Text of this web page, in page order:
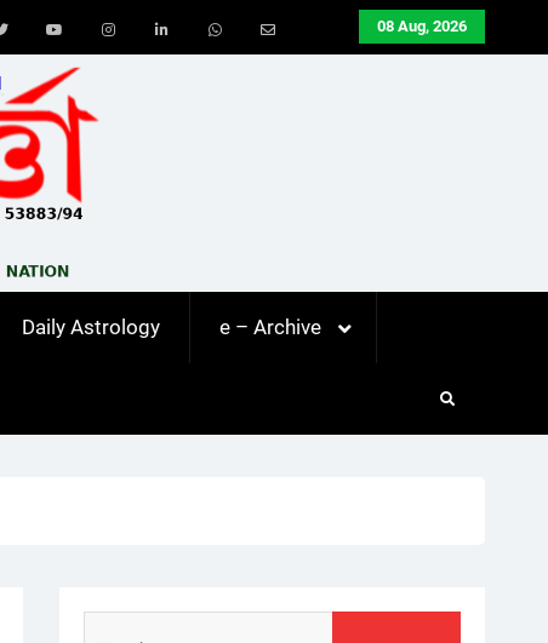
08 Aug, 2026
Youtube
Daily Astrology e – Archive